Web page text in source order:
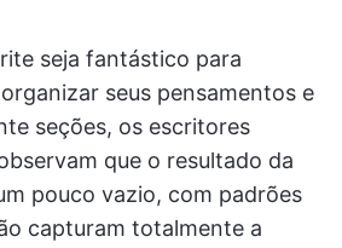
seja fantástico para
seus pensamentos e
seções, os escritores
que o resultado da
pouco vazio, com padrões
capturam totalmente a